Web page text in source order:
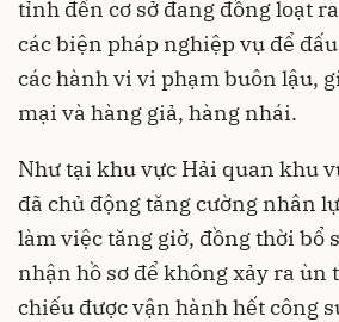
tỉnh đến cơ sở đang đồng loạt
các biện pháp nghiệp vụ để
các hành vi vi phạm buôn lậu,
mại và hàng giả, hàng nhái.
Như tại khu vực Hải quan khu
đã chủ động tăng cường nhân
làm việc tăng giờ, đồng thời bổ
nhận hồ sơ để không xảy ra ùn
chiếu được vận hành hết công